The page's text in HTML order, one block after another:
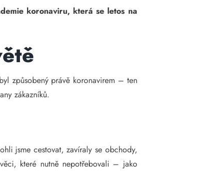
koronaviru, která se letos na
způsobený právě koronavirem – ten
zákazníků.
jsme cestovat, zavíraly se obchody,
které nutně nepotřebovali – jako